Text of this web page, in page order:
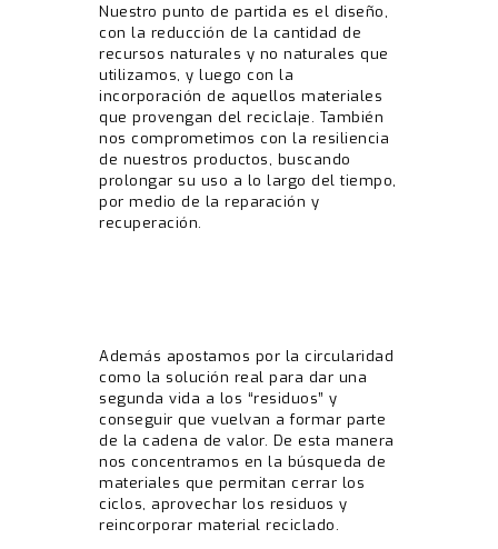
Nuestro punto de partida es el diseño,
con la reducción de la cantidad de
recursos naturales y no naturales que
utilizamos, y luego con la
incorporación de aquellos materiales
que provengan del reciclaje. También
nos comprometimos con la resiliencia
de nuestros productos, buscando
prolongar su uso a lo largo del tiempo,
por medio de la reparación y
recuperación.
Además apostamos por la circularidad
como la solución real para dar una
segunda vida a los “residuos” y
conseguir que vuelvan a formar parte
de la cadena de valor. De esta manera
nos concentramos en la búsqueda de
materiales que permitan cerrar los
ciclos, aprovechar los residuos y
reincorporar material reciclado.